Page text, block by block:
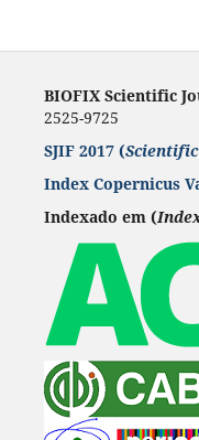
BIOFIX Scientific
2525-9725
SJIF 2017 (
Index Copernicus
Indexado em (